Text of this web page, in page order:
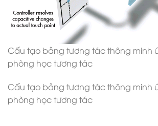
Cấu tạo bảng tương tác thông minh
phòng học tương tác
Cấu tạo bảng tương tác thông minh
phòng học tương tác